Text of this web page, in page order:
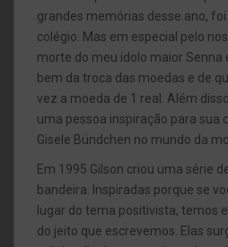
grandes memórias desse ano,
colégio. Mas em especial pelo
morte do meu ídolo maior Senna
bem da troca das moedas e de
vez a moeda de 1 real. Além
uma pessoa inspiração para sua
Gisele Bündchen no mundo da
Em 1995 Gilson criou uma série
bandeira. Inspiradas porque se
lugar do tema positivista, temos
do jeito que escrevemos. Elas